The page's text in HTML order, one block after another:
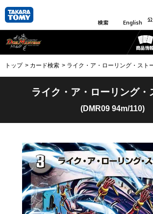
検索 English
トップ カード検索 ライク・ア・ローリング・スト
ライク・ア・ローリング・
(DMR09 94m/110)